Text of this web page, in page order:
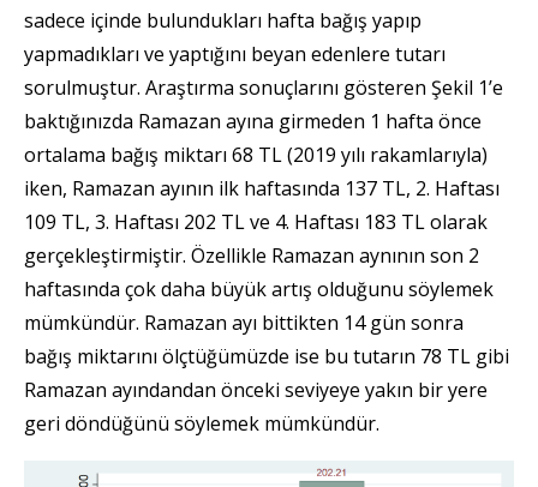
sadece içinde bulundukları hafta bağış yapıp
yapmadıkları ve yaptığını beyan edenlere tutarı
sorulmuştur. Araştırma sonuçlarını gösteren Şekil 1’e
baktığınızda Ramazan ayına girmeden 1 hafta önce
ortalama bağış miktarı 68 TL (2019 yılı rakamlarıyla)
iken, Ramazan ayının ilk haftasında 137 TL, 2. Haftası
109 TL, 3. Haftası 202 TL ve 4. Haftası 183 TL olarak
gerçekleştirmiştir. Özellikle Ramazan aynının son 2
haftasında çok daha büyük artış olduğunu söylemek
mümkündür. Ramazan ayı bittikten 14 gün sonra
bağış miktarını ölçtüğümüzde ise bu tutarın 78 TL gibi
Ramazan ayındandan önceki seviyeye yakın bir yere
geri döndüğünü söylemek mümkündür.